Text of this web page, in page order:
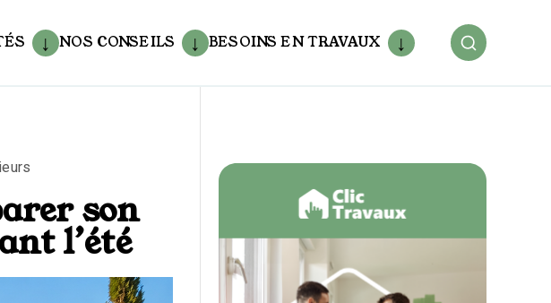
NOS CONSEILS BESOINS EN TRAVAUX
son
l’été